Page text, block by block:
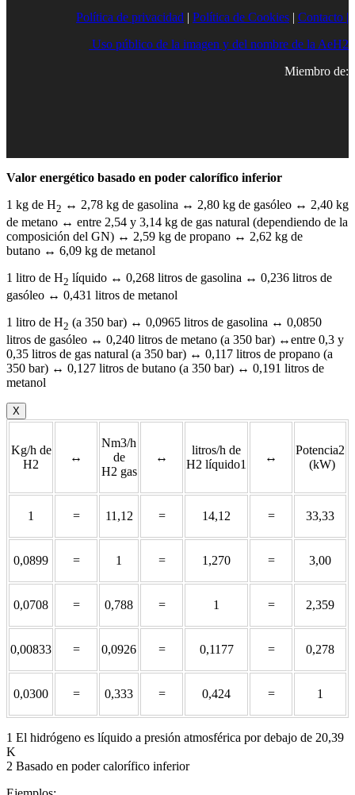
Política de privacidad | Política de Cookies | Contacto |
Uso público de la imagen y del nombre de la AeH2
Miembro de:
Valor energético basado en poder calorífico inferior
1 kg de H2 ↔ 2,78 kg de gasolina ↔ 2,80 kg de gasóleo ↔ 2,40 kg
de metano ↔ entre 2,54 y 3,14 kg de gas natural (dependiendo de la
composición del GN) ↔ 2,59 kg de propano ↔ 2,62 kg de
butano ↔ 6,09 kg de metanol
1 litro de H2 líquido ↔ 0,268 litros de gasolina ↔ 0,236 litros de
gasóleo ↔ 0,431 litros de metanol
1 litro de H2 (a 350 bar) ↔ 0,0965 litros de gasolina ↔ 0,0850
litros de gasóleo ↔ 0,240 litros de metano (a 350 bar) ↔entre 0,3 y
0,35 litros de gas natural (a 350 bar) ↔ 0,117 litros de propano (a
350 bar) ↔ 0,127 litros de butano (a 350 bar) ↔ 0,191 litros de
metanol
X
Kg/h de
H2
↔
Nm3/h
de
H2 gas
↔
litros/h de
H2 líquido1
↔
Potencia2
(kW)
1 = 11,12 = 14,12 = 33,33
0,0899 = 1 = 1,270 = 3,00
0,0708 = 0,788 = 1 = 2,359
0,00833 = 0,0926 = 0,1177 = 0,278
0,0300 = 0,333 = 0,424 = 1
1 El hidrógeno es líquido a presión atmosférica por debajo de 20,39
K
2 Basado en poder calorífico inferior